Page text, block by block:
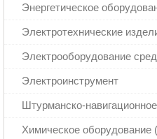
Энергетическое
Электротехнические
Электрооборудование
Электроинструмент
Штурманско-
Химическое оборудование